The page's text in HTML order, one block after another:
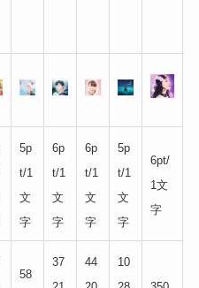
5p
t/1
文
字
6p
t/1
文
字
6p
t/1
文
字
5p
t/1
文
字
6pt/
1文
字
58
37
44
10